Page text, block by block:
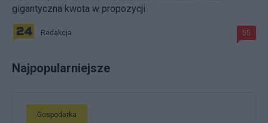
gigantyczna kwota w propozycji
Redakcja 55
Najpopularniejsze
Gospodarka